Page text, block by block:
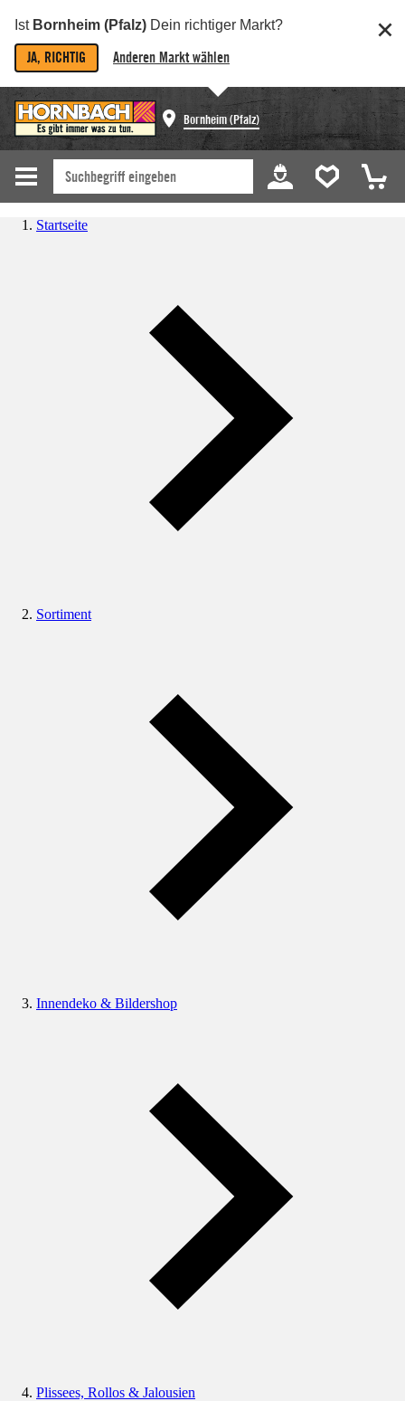
Ist Bornheim (Pfalz) Dein richtiger Markt?
JA, RICHTIG Anderen Markt wählen
Bornheim (Pfalz)
Startseite
Sortiment
Innendeko & Bildershop
Plissees, Rollos & Jalousien